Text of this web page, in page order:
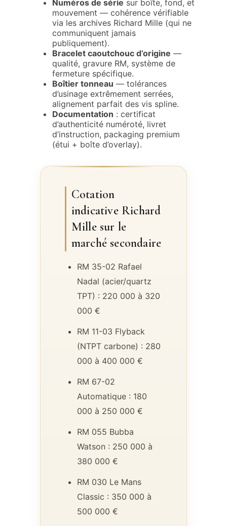
Numéros de série sur boîte, fond, et
mouvement — cohérence vérifiable
via les archives Richard Mille (qui ne
communiquent jamais
publiquement).
Bracelet caoutchouc d’origine —
qualité, gravure RM, système de
fermeture spécifique.
Boîtier tonneau — tolérances
d’usinage extrêmement serrées,
alignement parfait des vis spline.
Documentation : certificat
d’authenticité numéroté, livret
d’instruction, packaging premium
(étui + boîte d’overlay).
Cotation
indicative Richard
Mille sur le
marché secondaire
RM 35-02 Rafael
Nadal (acier/quartz
TPT) : 220 000 à 320
000 €
RM 11-03 Flyback
(NTPT carbone) : 280
000 à 400 000 €
RM 67-02
Automatique : 180
000 à 250 000 €
RM 055 Bubba
Watson : 250 000 à
380 000 €
RM 030 Le Mans
Classic : 350 000 à
500 000 €